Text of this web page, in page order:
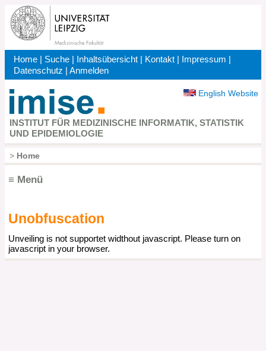
Direkt
zum
Inhalt
Kopfbereich
Home | Suche | Inhaltsübersicht | Kontakt | Impressum |
Datenschutz |Anmelden
English Website
INSTITUT FÜR MEDIZINISCHE INFORMATIK, STATISTIK
UND EPIDEMIOLOGIE
Pfadnavigation
> Home
≡ Menü
Hauptnavigation
Unobfuscation
Unveiling is not supportet widthout javascript. Please turn on
javascript in your browser.